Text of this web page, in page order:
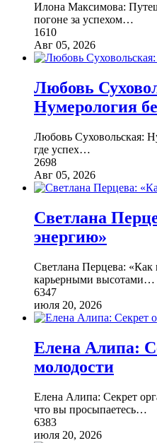
Илона Максимова:
погоне за успехом…
1610
Авг 05, 2026
Любовь
Нумерология
Любовь Суховольская:
где успех…
2698
Авг 05, 2026
Светлана
энергию»
Светлана Перцева: «Как
карьерными высотами…
6347
июля 20, 2026
Елена Алипа:
молодости
Елена Алипа: Секрет
что вы просыпаетесь…
6383
июля 20, 2026